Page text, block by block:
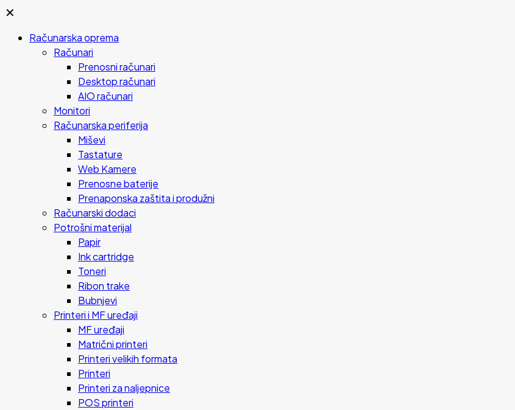
✕
Računarska oprema
Računari
Prenosni računari
Desktop računari
AIO računari
Monitori
Računarska periferija
Miševi
Tastature
Web Kamere
Prenosne baterije
Prenaponska zaštita i produžni
Računarski dodaci
Potrošni materijal
Papir
Ink cartridge
Toneri
Ribon trake
Bubnjevi
Printeri i MF uređaji
MF uređaji
Matrični printeri
Printeri velikih formata
Printeri
Printeri za naljepnice
POS printeri